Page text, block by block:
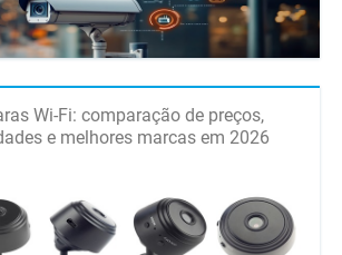
Wi-Fi: comparação de preços,
e melhores marcas em 2026